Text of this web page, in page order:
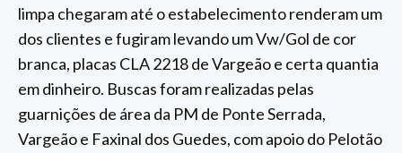
limpa chegaram até o estabelecimento renderam um
dos clientes e fugiram levando um Vw/Gol de cor
branca, placas CLA 2218 de Vargeão e certa quantia
em dinheiro. Buscas foram realizadas pelas
guarnições de área da PM de Ponte Serrada,
Vargeão e Faxinal dos Guedes, com apoio do Pelotão